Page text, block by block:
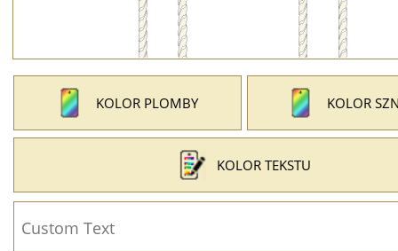
KOLOR PLOMBY KOLOR
KOLOR TEKSTU